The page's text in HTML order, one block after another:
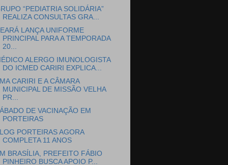
“PEDIATRIA SOLIDÁRIA”
REALIZA CONSULTAS GRA...
LANÇA UNIFORME
PRINCIPAL PARA A TEMPORADA
20...
ALERGO IMUNOLOGISTA
DO ICMED CARIRI EXPLICA...
CARIRI E A CÂMARA
MUNICIPAL DE MISSÃO VELHA
PR...
DE VACINAÇÃO EM
PORTEIRAS
PORTEIRAS AGORA
COMPLETA 11 ANOS
BRASÍLIA, PREFEITO FÁBIO
PINHEIRO BUSCA APOIO P...